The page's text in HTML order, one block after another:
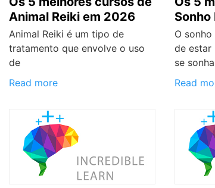
Animal Reiki em 2026
Animal Reiki é um tipo de
tratamento que envolve o uso
de
Read more
O
de estar
se
Read